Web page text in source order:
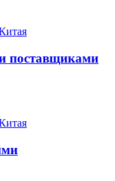
поставщиками